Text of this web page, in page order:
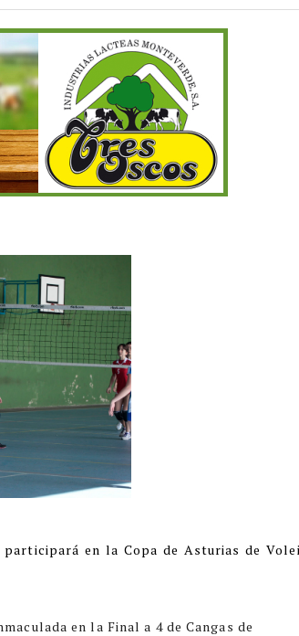
en la Copa de Asturias de
en la Final a 4 de Cangas de